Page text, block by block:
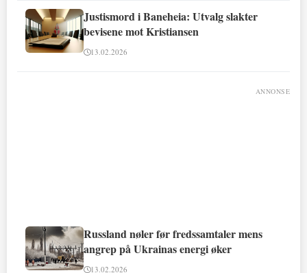
Justismord i Baneheia: Utvalg slakter
bevisene mot Kristiansen
13.02.2026
ANNONSE
Russland nøler før fredssamtaler mens
angrep på Ukrainas energi øker
13.02.2026